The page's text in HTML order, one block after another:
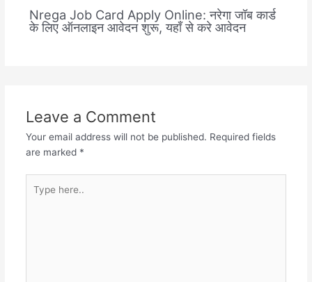
Nrega Job Card Apply Online: नरेगा जॉब कार्ड
के लिए ऑनलाइन आवेदन शुरू, यहाँ से करे आवेदन
Leave a Comment
Your email address will not be published. Required fields
are marked *
here..